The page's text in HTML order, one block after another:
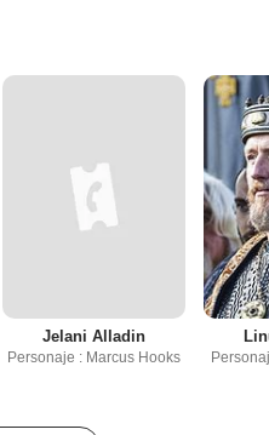
Jelani Alladin
Personaje : Marcus Hooks